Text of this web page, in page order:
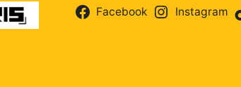
Facebook Instagram